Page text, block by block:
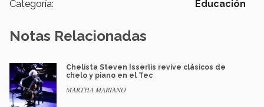
Categoría: Educación
Notas Relacionadas
Chelista Steven Isserlis revive clásicos de
chelo y piano en el Tec
MARTHA MARIANO